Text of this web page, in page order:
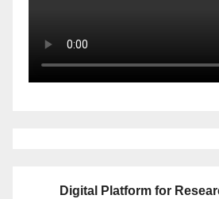
Digital Platform for